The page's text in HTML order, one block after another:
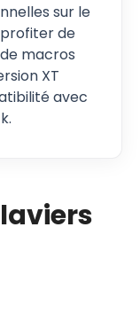
sur le
de
macros
XT
avec